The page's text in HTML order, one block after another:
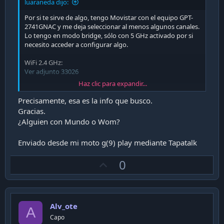
luaraneda dijo:
Por si te sirve de algo, tengo Movistar con el equipo GPT-
2741GNAC y me deja seleccionar al menos algunos canales.
Lo tengo en modo bridge, sólo con 5 GHz activado por si
necesito acceder a configurar algo.
WiFi 2.4 GHz:
Ver adjunto 33026
WiFi 5 GHz:
Ver adjunto 33027
Haz clic para expandir...
Precisamente, esa es la info que busco.
Gracias.
¿Alguien con Mundo o Wom?
Enviado desde mi moto g(9) play mediante Tapatalk
p
v
0
A Alv_ote
Capo